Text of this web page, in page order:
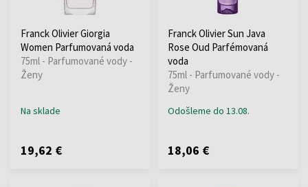
Franck Olivier Giorgia
Women Parfumovaná voda
75ml - Parfumované vody -
Ženy
Na sklade
19,62 €
Franck Olivier Sun Java
Rose Oud Parfémovaná
voda
75ml - Parfumované vody -
Ženy
Odošleme do 13.08.
18,06 €